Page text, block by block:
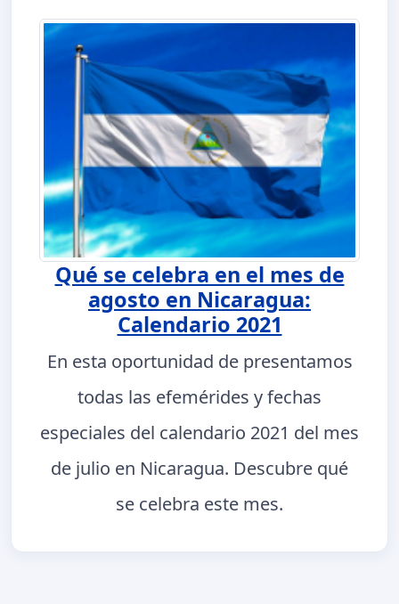
Qué se celebra en el mes de
agosto en Nicaragua:
Calendario 2021
En esta oportunidad de presentamos
todas las efemérides y fechas
especiales del calendario 2021 del mes
de julio en Nicaragua. Descubre qué
se celebra este mes.